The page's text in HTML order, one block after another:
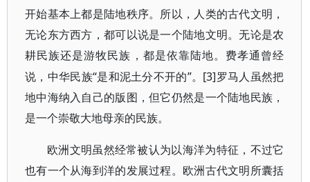
开始基本上都是陆地秩序。所以，人类的古代文明，
无论东方西方，都可以说是一个陆地文明。无论是农
耕民族还是游牧民族，都是依靠陆地。费孝通曾经
说，中华民族“是和泥土分不开的”。[3]罗马人虽然把
地中海纳入自己的版图，但它仍然是一个陆地民族，
是一个崇敬大地母亲的民族。
欧洲文明虽然经常被认为以海洋为特征，不过它
也有一个从海到洋的发展过程。欧洲古代文明所囊括